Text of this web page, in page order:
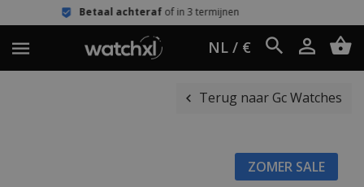
achteraf of in 3 termijnen
NL / €
Terug naar Gc Watches
ZOMER SALE